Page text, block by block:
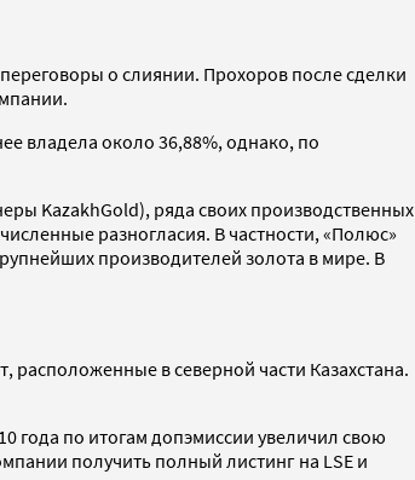
о слиянии. Прохоров после сделки
владела около 36,88%, однако, по
KazakhGold), ряда своих производственных
разногласия. В частности, «Полюс»
производителей золота в мире. В
в северной части Казахстана.
года по итогам допэмиссии увеличил свою
получить полный листинг на LSE и